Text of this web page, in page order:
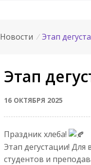
Новости / Этап
Этап
16 ОКТЯБРЯ 2025
Праздник хлеба!
Этап дегустации!
студентов и